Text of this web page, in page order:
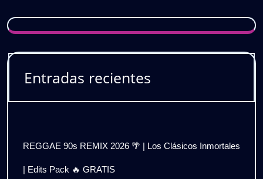
Entradas recientes
REGGAE 90s REMIX 2026 🌴 | Los Clásicos Inmortales
| Edits Pack 🔥 GRATIS